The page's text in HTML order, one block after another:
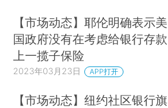
【市场动态】耶伦明确表示美
国政府没有在考虑给银行存款
上一揽子保险
2023年03月23日 APP打开
【市场动态】纽约社区银行旗